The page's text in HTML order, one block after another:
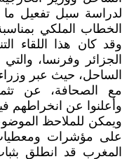
لدراسة سبل تفعيل
وقد كان هذا اللقاء
الجزائر وفرنسا،
الساحل، حيث عبر
مع الصحافة، عن
وأعلنوا عن انخراطهم
ويمكن للملاحظ
على مؤشرات
المغرب قد انطلق